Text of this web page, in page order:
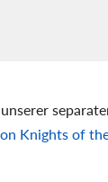
Knights of